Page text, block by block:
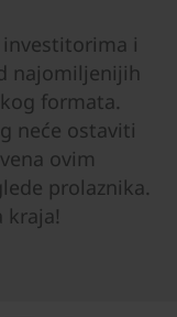
investitorima i
najomiljenijih
formata.
neće ostaviti
ovim
prolaznika.
kraja!